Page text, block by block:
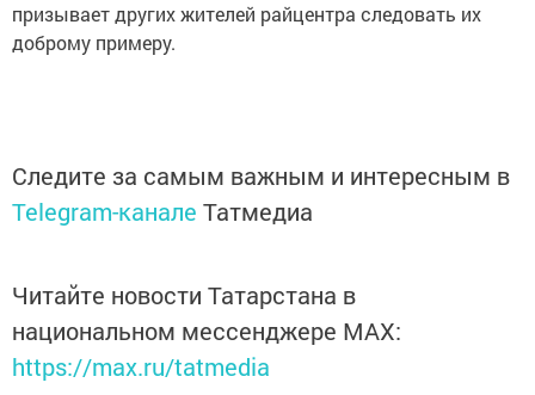
призывает других жителей райцентра следовать их
доброму примеру.
Следите за самым важным и интересным в
Telegram-канале Татмедиа
Читайте новости Татарстана в
национальном мессенджере MАХ:
https://max.ru/tatmedia